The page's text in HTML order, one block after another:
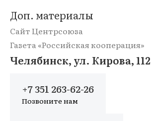
Доп. материалы
Сайт Центрсоюза
Газета «Российская кооперация»
Челябинск, ул. Кирова, 112
+7 351 263-62-26
Позвоните нам